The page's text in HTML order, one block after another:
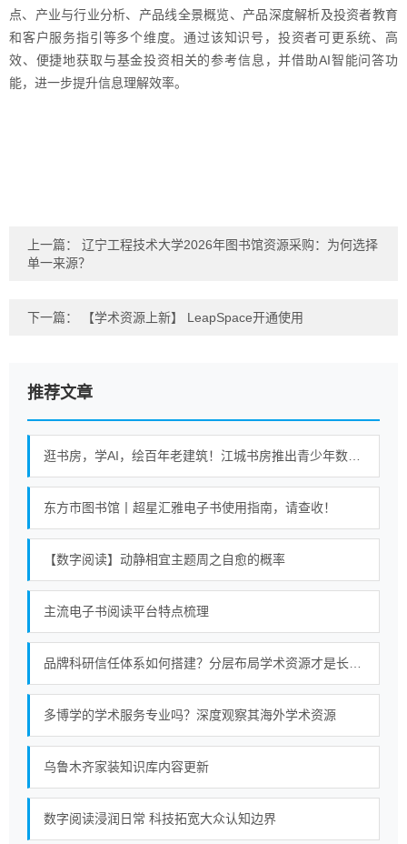
点、产业与行业分析、产品线全景概览、产品深度解析及投资者教育
和客户服务指引等多个维度。通过该知识号，投资者可更系统、高
效、便捷地获取与基金投资相关的参考信息，并借助AI智能问答功
能，进一步提升信息理解效率。
上一篇： 辽宁工程技术大学2026年图书馆资源采购：为何选择
单一来源？
下一篇： 【学术资源上新】 LeapSpace开通使用
推荐文章
东方市图书馆丨超星汇雅电子书使用指南，请查收！
【数字阅读】动静相宜主题周之自愈的概率
主流电子书阅读平台特点梳理
多博学的学术服务专业吗？深度观察其海外学术资源
乌鲁木齐家装知识库内容更新
数字阅读浸润日常 科技拓宽大众认知边界